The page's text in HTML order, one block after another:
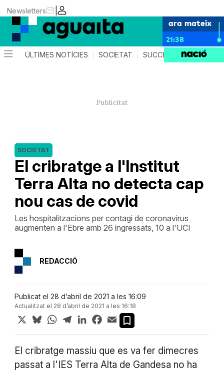
|
Newsletters
ara mateix
21:38
ÚLTIMES NOTÍCIES SOCIETAT SUCCESSOS AGENDA
El cribratge a l'Institut
Terra Alta no detecta cap
nou cas de covid
SOCIETAT
Les hospitalitzacions per contagi de coronavirus
augmenten a l'Ebre amb 26 ingressats, 10 a l'UCI
REDACCIÓ
Publicat el 28 d’abril de 2021 a les 16:09
Actualitzat el 28 d’abril de 2021 a les 16:18
X BlueskyWhatsApp
TelegramLinkedInFacebook
Email
El cribratge massiu que es va fer dimecres
passat a l'IES Terra Alta de Gandesa no ha